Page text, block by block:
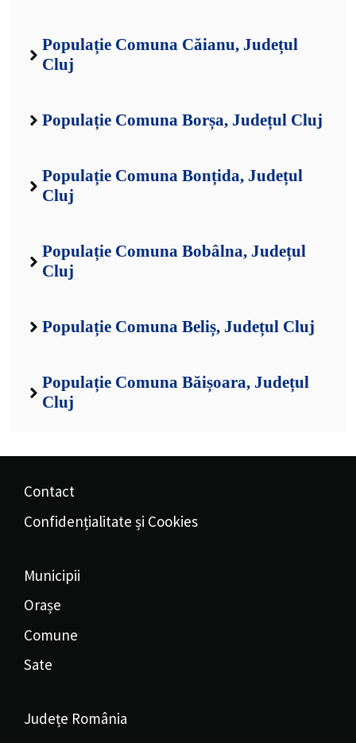
Populație Comuna Căianu, Județul
Cluj
Populație Comuna Borșa, Județul Cluj
Populație Comuna Bonțida, Județul
Cluj
Populație Comuna Bobâlna, Județul
Cluj
Populație Comuna Beliș, Județul Cluj
Populație Comuna Băișoara, Județul
Cluj
Contact
Confidențialitate și Cookies
Municipii
Orașe
Comune
Sate
Județe România